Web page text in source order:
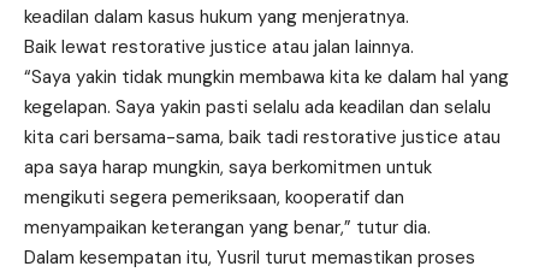
keadilan dalam kasus hukum yang menjeratnya.
Baik lewat restorative justice atau jalan lainnya.
“Saya yakin tidak mungkin membawa kita ke dalam hal yang
kegelapan. Saya yakin pasti selalu ada keadilan dan selalu
kita cari bersama-sama, baik tadi restorative justice atau
apa saya harap mungkin, saya berkomitmen untuk
mengikuti segera pemeriksaan, kooperatif dan
menyampaikan keterangan yang benar,” tutur dia.
Dalam kesempatan itu, Yusril turut memastikan proses